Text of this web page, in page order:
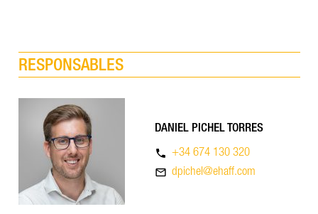
RESPONSABLES
DANIEL PICHEL TORRES
phone +34 674 130 320
mail_outline dpichel@ehaff.com